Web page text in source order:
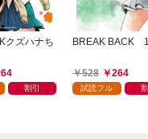
クズハナち
割引
BREAK BACK 1
528 264
試読フル